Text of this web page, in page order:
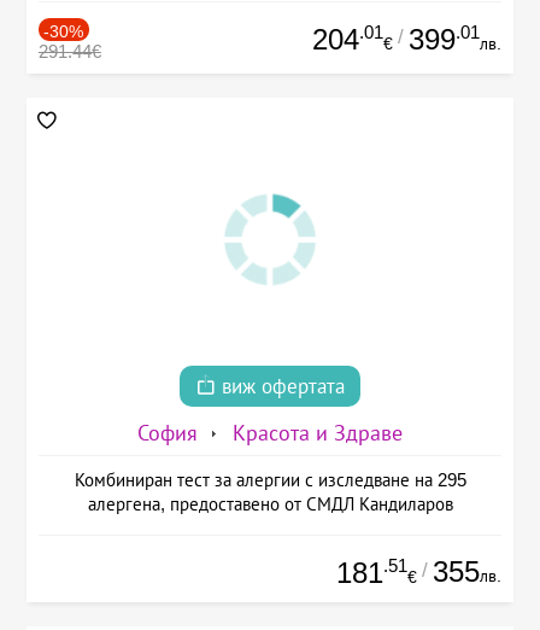
-30%
291.44€ 204.01
€ / 399.01
лв.
виж офертата
София Красота и Здраве
Комбиниран тест за алергии с изследване на 295
алергена, предоставено от СМДЛ Кандиларов
181.51
€ / 355лв.